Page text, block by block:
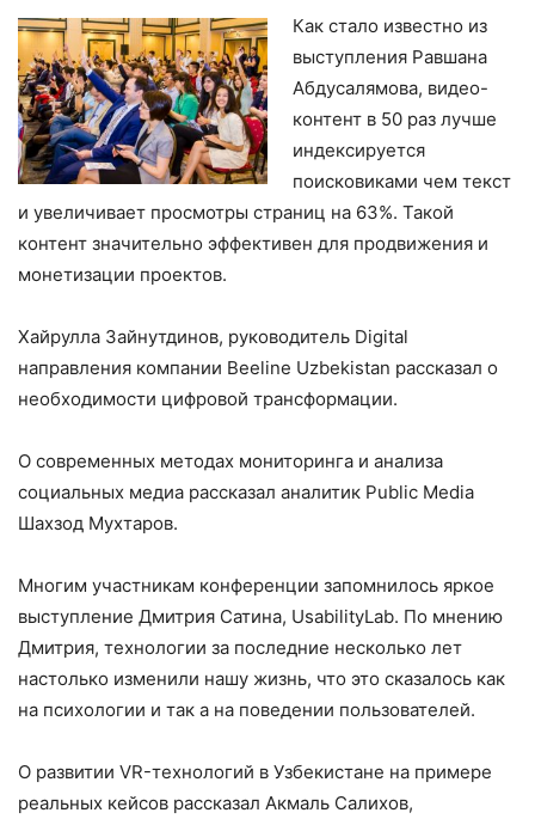
Как стало известно из
выступления Равшана
Абдусалямова, видео-
контент в 50 раз лучше
индексируется
поисковиками чем текст
и увеличивает просмотры страниц на 63%. Такой
контент значительно эффективен для продвижения и
монетизации проектов.
Хайрулла Зайнутдинов, руководитель Digital
направления компании Beeline Uzbekistan рассказал о
необходимости цифровой трансформации.
О современных методах мониторинга и анализа
социальных медиа рассказал аналитик Public Media
Шахзод Мухтаров.
Многим участникам конференции запомнилось яркое
выступление Дмитрия Сатина, UsabilityLab. По мнению
Дмитрия, технологии за последние несколько лет
настолько изменили нашу жизнь, что это сказалось как
на психологии и так а на поведении пользователей.
О развитии VR-технологий в Узбекистане на примере
реальных кейсов рассказал Акмаль Салихов,